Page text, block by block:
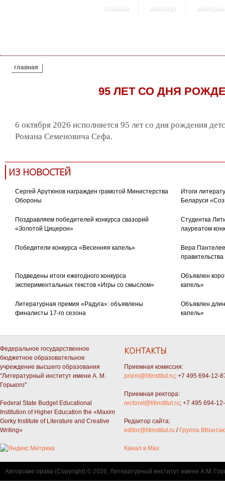
главная институт
ВЫ ЗДЕСЬ
главная
95 ЛЕТ СО ДНЯ
6 октября 2026 исполняется 95 лет со дня рождения
Романа Семеновича Сефа.
ИЗ НОВОСТЕЙ
Сергей Арутюнов награжден грамотой Министерства
Обороны
Итоги
Беларуси
Поздравляем победителей конкурса свазорий
«Золотой Цицерон»
Студентка
лауреатом
Победители конкурса «Весенняя капель»
Вера
Подведены итоги ежегодного конкурса
экспериментальных текстов «Игры со смыслом»
Объявлен
капель»
Литературная премия «Радуга»: объявлены
финалисты 17-го сезона
Объявлен
капель»
Федеральное государственное
бюджетное образовательное
учреждение высшего образования
"Литературный институт имени А. М.
Горького"
Federal State Budget Educational
Institution of Higher Education the «Maxim
Gorky Institute of Literature and Creative
Writing»
КОНТАКТЫ
Приемная комиссия:
priem@litinstitut.ru; +7 495 694-12-
Приемная ректора:
rectorat@litinstitut.ru; +7 495 694-
Редактор сайта:
editor@litinstitut.ru / Группа
Канал в Max
Авторские права (Copyright) © 2026, Литературный институт имени А.М.